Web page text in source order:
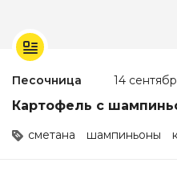
Песочница 14
Картофель с
сметана шампиньоны